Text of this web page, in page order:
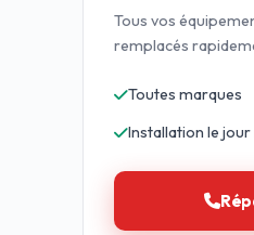
Tous vos
remplacés
Toutes marques
Installation le